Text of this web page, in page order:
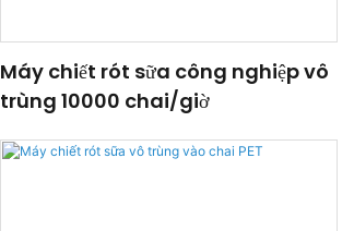
Máy chiết rót sữa công nghiệp vô
trùng 10000 chai/giờ